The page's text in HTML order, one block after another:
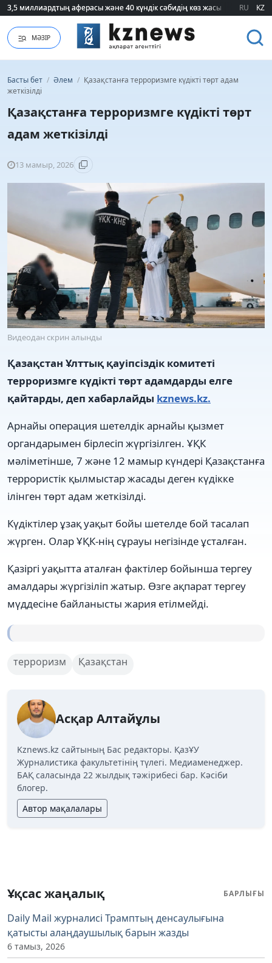
3,5 миллиардтың аферасы және 40 күндік сәбидің көз жасы:
3,5 миллиардтың аферасы және 40 күндік сәбидің көз жасы: RU KZ
МӘЗІР
Басты бет / Әлем / Қазақстанға терроризмге күдікті төрт адам
жеткізілді
Қазақстанға терроризмге күдікті төрт
адам жеткізілді
13 мамыр, 2026
Видеодан скрин алынды
Қазақстан Ұлттық қауіпсіздік комитеті
терроризмге күдікті төрт адамдарды елге
қайтарды, деп хабарлайды kznews.kz.
Арнайы операция шетелдік арнайы қызмет
органдарымен бірлесіп жүргізілген. ҰҚК
мәліметінше, 7 және 12 мамыр күндері Қазақстанға
террористік қылмыстар жасады деген күдікке
ілінген төрт адам жеткізілді.
Күдіктілер ұзақ уақыт бойы шетелде бой тасалап
жүрген. Олар ҰҚК-нің сұрауы негізінде ұсталған.
Қазіргі уақытта аталған фактілер бойынша тергеу
амалдары жүргізіліп жатыр. Өзге ақпарат тергеу
мүддесіне байланысты жария етілмейді.
терроризм Қазақстан
Асқар Алтайұлы
Kznews.kz сайтының Бас редакторы. ҚазҰУ
Журналистика факультетінің түлегі. Медиаменеджер.
БАҚ саласында 22 жылдық тәжірибесі бар. Кәсіби
блогер.
Автор мақалалары
Ұқсас жаңалық БАРЛЫҒЫ
Daily Mail журналисі Трамптың денсаулығына
қатысты алаңдаушылық барын жазды
6 тамыз, 2026